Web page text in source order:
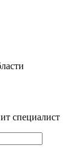
специалист